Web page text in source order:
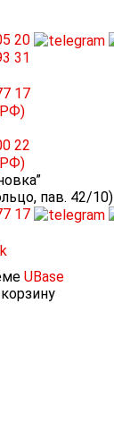
20
31
17
22
пав. 42/10)
17
UBase